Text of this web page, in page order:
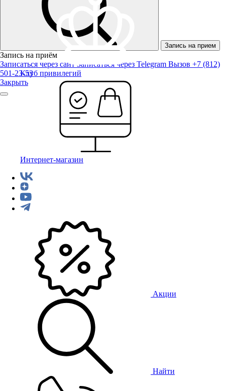
Запись на прием
Запись на приём
Записаться через сайт Записаться через Telegram Вызов +7 (812)
501-23-53
Закрыть
Клуб привилегий
Интернет-магазин
Акции
Найти